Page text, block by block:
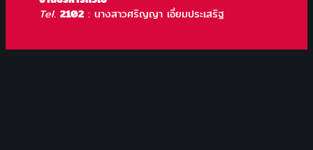
Tel. 2102: นางสาวศริญญา เอี่ยมประเสริฐ